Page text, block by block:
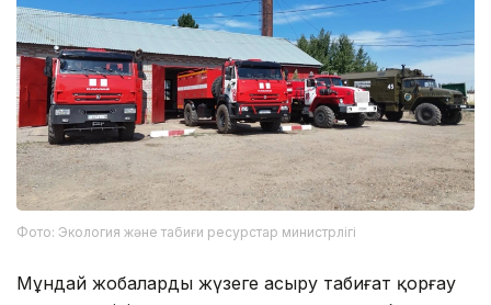
Фото: Экология және табиғи ресурстар министрлігі
Мұндай жобаларды жүзеге асыру табиғат қорғау